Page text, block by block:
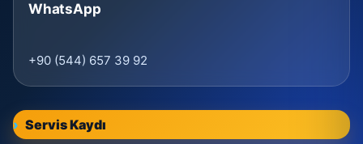
WhatsApp
+90 (544) 657 39 92
Servis Kaydı